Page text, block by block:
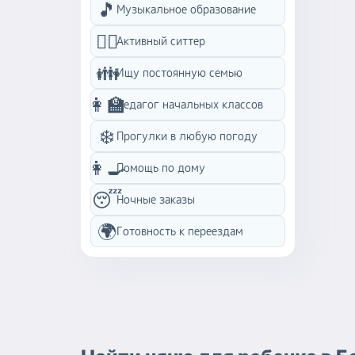
🎵 Музыкальное образование
🏃‍♀️Активный ситтер
👪Ищу постоянную семью
👩‍🏫Педагог начальных классов
❄️ Прогулки в любую погоду
👩‍🍳Помощь по дому
😴Ночные заказы
🌍Готовность к переездам